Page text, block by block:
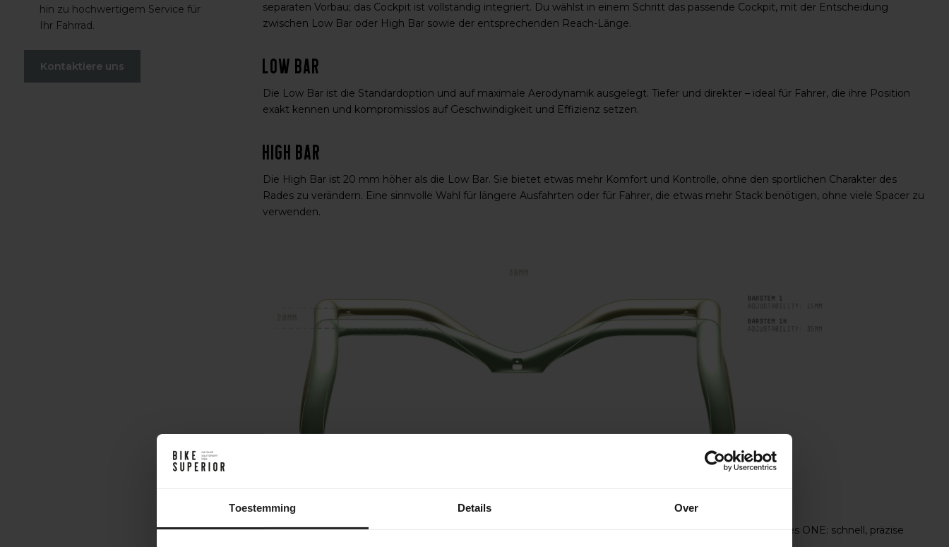
Toestemming Details Over
hin zu hochwertigem Service für
Ihr Fahrrad.
Kontaktiere uns
separaten Vorbau; das Cockpit ist vollständig integriert. Du wählst in einem Schritt das passende Cockpit, mit der Entscheidung
zwischen Low Bar oder High Bar sowie der entsprechenden Reach-Länge.
Low Bar
Die Low Bar ist die Standardoption und auf maximale Aerodynamik ausgelegt. Tiefer und direkter – ideal für Fahrer, die ihre Position
exakt kennen und kompromisslos auf Geschwindigkeit und Effizienz setzen.
High Bar
Die High Bar ist 20 mm höher als die Low Bar. Sie bietet etwas mehr Komfort und Kontrolle, ohne den sportlichen Charakter des
Rades zu verändern. Eine sinnvolle Wahl für längere Ausfahrten oder für Fahrer, die etwas mehr Stack benötigen, ohne viele Spacer zu
verwenden.
Lenkerbreite
Das Cockpit hat eine feste Lenkerbreite von 38 cm. Diese kompakte Breite passt perfekt zum Charakter des ONE: schnell, präzise